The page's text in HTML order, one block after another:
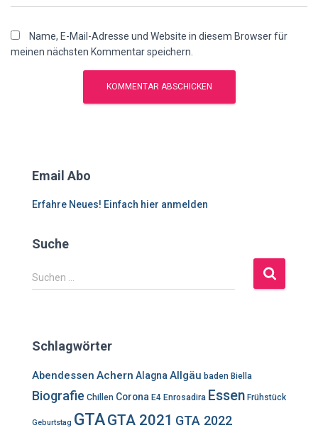
Name, E-Mail-Adresse und Website in diesem Browser für
meinen nächsten Kommentar speichern.
Email Abo
Erfahre Neues! Einfach hier anmelden
Suche
S
u
n
a
c
:
Suchen …
Schlagwörter
Abendessen Achern Alagna Allgäu baden Biella
Biografie Chillen Corona E4 Enrosadira Essen Frühstück
Geburtstag GTAGTA 2021 GTA 2022